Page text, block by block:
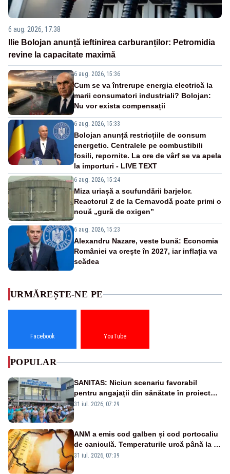
6 aug. 2026, 17:38
Ilie Bolojan anunță ieftinirea carburanților: Petromidia
revine la capacitate maximă
6 aug. 2026, 15:36
Cum se va întrerupe energia electrică la
marii consumatori industriali? Bolojan:
Nu vor exista compensații
6 aug. 2026, 15:33
Bolojan anunță restricțiile de consum
energetic. Centralele pe combustibili
fosili, repornite. La ore de vârf se va apela
la importuri - LIVE TEXT
6 aug. 2026, 15:24
Miza uriașă a scufundării barjelor.
Reactorul 2 de la Cernavodă poate primi o
nouă „gură de oxigen”
6 aug. 2026, 15:23
Alexandru Nazare, veste bună: Economia
României va crește în 2027, iar inflația va
scădea
URMĂREȘTE-NE PE
Facebook YouTube
POPULAR
SANITAS: Niciun scenariu favorabil
pentru angajații din sănătate în proiectul
Legii salarizării
31 iul. 2026, 07:29
ANM a emis cod galben și cod portocaliu
de caniculă. Temperaturile urcă până la 38
de grade, iar nopțile devin tropicale
31 iul. 2026, 07:39